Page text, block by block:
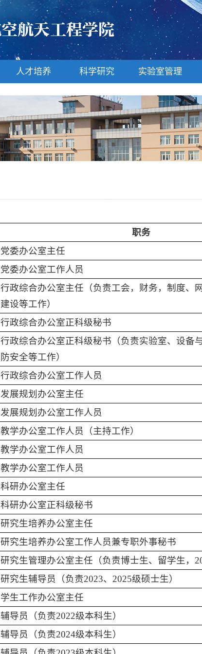
人才培养 科学研究 实验室管理
职务
党委办公室主任
党委办公室工作人员
行政综合办公室主任（负责工会，财务，制度、
建设等工作）
行政综合办公室正科级秘书
行政综合办公室正科级秘书（负责实验室、设备
防安全等工作）
行政综合办公室工作人员
发展规划办公室主任
发展规划办公室工作人员
教学办公室工作人员（主持工作）
教学办公室工作人员
教学办公室工作人员
科研办公室主任
科研办公室正科级秘书
研究生培养办公室主任
研究生培养办公室工作人员兼专职外事秘书
研究生管理办公室主任（负责博士生、留学生，
研究生辅导员（负责2023、2025级硕士生）
学生工作办公室主任
辅导员（负责2022级本科生）
辅导员（负责2024级本科生）